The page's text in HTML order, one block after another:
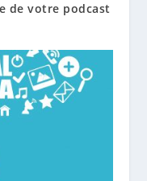
de votre podcast